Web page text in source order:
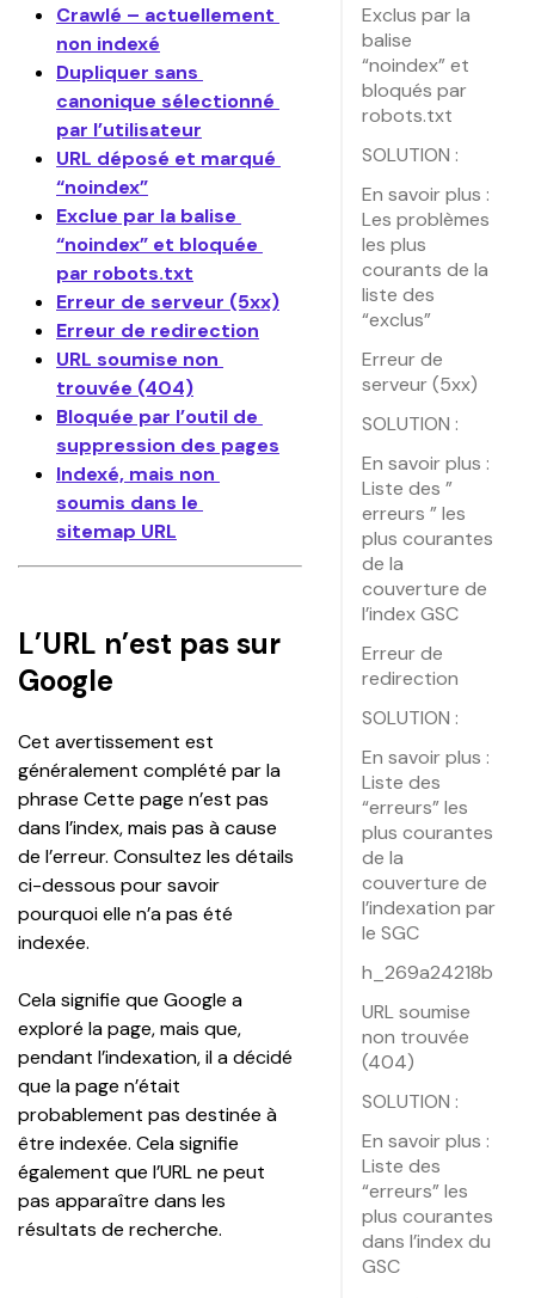
Crawlé – actuellement
non indexé
Dupliquer sans
canonique sélectionné
par l’utilisateur
URL déposé et marqué
“noindex”
Exclue par la balise
“noindex” et bloquée
par robots.txt
Erreur de serveur (5xx)
Erreur de redirection
URL soumise non
trouvée (404)
Bloquée par l’outil de
suppression des pages
Indexé, mais non
soumis dans le
sitemap URL
L’URL n’est pas sur
Google
Cet avertissement est
généralement complété par la
phrase Cette page n’est pas
dans l’index, mais pas à cause
de l’erreur. Consultez les détails
ci-dessous pour savoir
pourquoi elle n’a pas été
indexée.
Cela signifie que Google a
exploré la page, mais que,
pendant l’indexation, il a décidé
que la page n’était
probablement pas destinée à
être indexée. Cela signifie
également que l’URL ne peut
pas apparaître dans les
résultats de recherche.
Exclus par la
balise
“noindex” et
bloqués par
robots.txt
SOLUTION :
En savoir plus :
Les problèmes
les plus
courants de la
liste des
“exclus”
Erreur de
serveur (5xx)
SOLUTION :
En savoir plus :
Liste des ”
erreurs ” les
plus courantes
de la
couverture de
l’index GSC
Erreur de
redirection
SOLUTION :
En savoir plus :
Liste des
“erreurs” les
plus courantes
de la
couverture de
l’indexation par
le SGC
h_269a24218b
URL soumise
non trouvée
(404)
SOLUTION :
En savoir plus :
Liste des
“erreurs” les
plus courantes
dans l’index du
GSC